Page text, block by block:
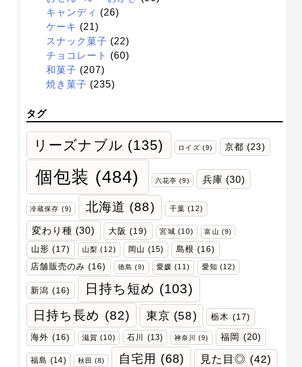
キャンディ (26)
ケーキ (21)
スナック菓子 (22)
チョコレート
(60)
和菓子 (207)
焼き菓子 (235)
タグ
リーズナブル (135) ロイズ (9) 京都 (23)
個包装 (484) 六花亭 (9) 兵庫 (30)
冷蔵保存 (9) 北海道 (88) 千葉 (12)
変わり種 (30) 大阪 (19) 宮城 (10) 富山 (9)
山形 (17) 山梨 (12) 岡山 (15) 島根 (16)
店舗販売のみ (16) 徳島 (9) 愛媛 (11) 愛知 (12)
新潟 (16) 日持ち短め (103)
日持ち長め (82) 東京 (58) 栃木 (17)
海外 (16) 滋賀 (10) 石川 (13) 神奈川 (9) 福岡 (20)
福島 (14) 秋田 (8) 自宅用 (68) 見た目◎ (42)